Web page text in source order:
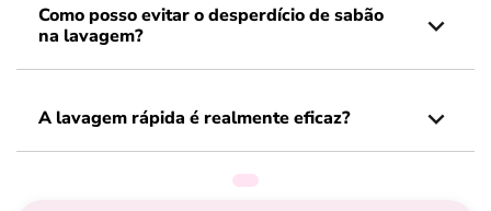
Como posso evitar o desperdício de sabão
na lavagem?
A lavagem rápida é realmente eficaz?